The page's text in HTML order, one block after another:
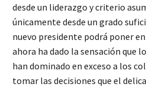
desde un liderazgo y criterio
únicamente desde un grado
nuevo presidente podrá poner
ahora ha dado la sensación que
han dominado en exceso a los
tomar las decisiones que el